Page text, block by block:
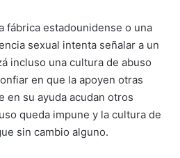
fábrica estadounidense o una
sexual intenta señalar a un
incluso una cultura de abuso
en que la apoyen otras
en su ayuda acudan otros
queda impune y la cultura de
sin cambio alguno.